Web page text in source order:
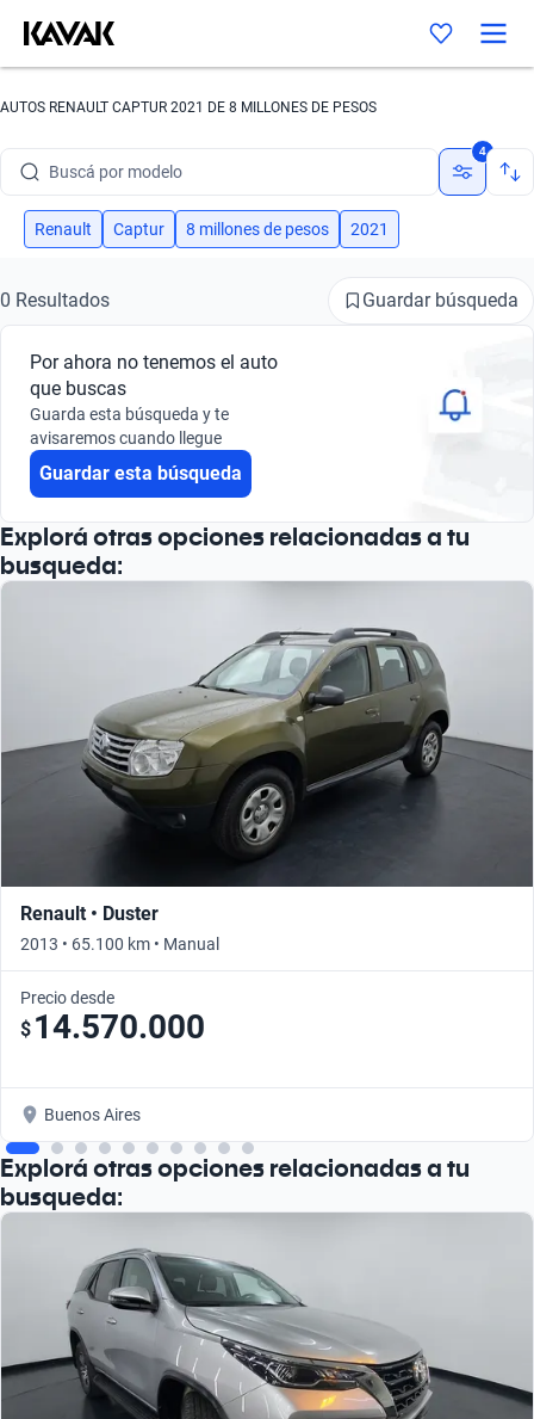
AUTOS RENAULT CAPTUR 2021 DE 8 MILLONES DE PESOS
Buscá por modelo
Buscá por versión
Buscá por marca
Buscá por modelo
Buscá por versión
4
Renault Captur 8 millones de pesos 2021
0 Resultados Guardar búsqueda
Por ahora no tenemos el auto
que buscas
Guarda esta búsqueda y te
avisaremos cuando llegue
Guardar esta búsqueda
Explorá otras opciones relacionadas a tu
busqueda:
Renault • Duster
2013 • 65.100 km • Manual
Precio desde
$ 14.570.000
Buenos Aires
Explorá otras opciones relacionadas a tu
busqueda: